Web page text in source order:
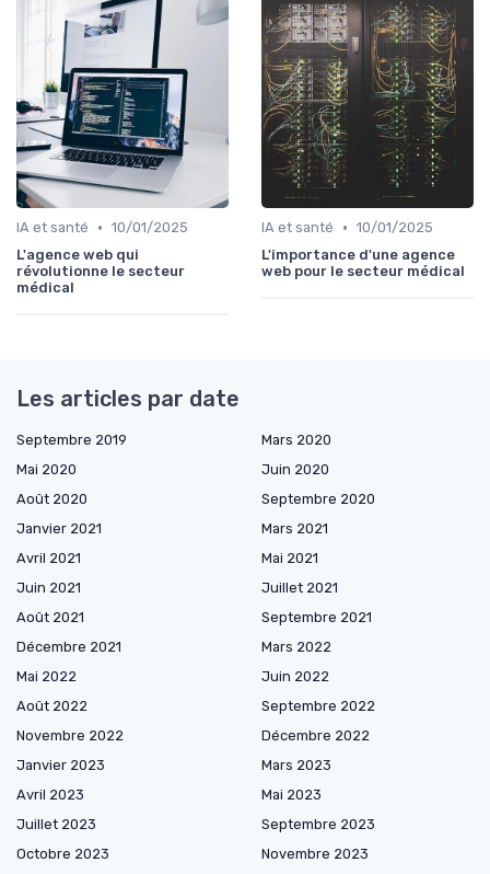
IA et santé • 10/01/2025
L'agence web qui
révolutionne le secteur
médical
IA et santé • 10/01/2025
L'importance d'une agence
web pour le secteur médical
Les articles par date
Septembre 2019
Mars 2020
Mai 2020
Juin 2020
Août 2020
Septembre 2020
Janvier 2021
Mars 2021
Avril 2021
Mai 2021
Juin 2021
Juillet 2021
Août 2021
Septembre 2021
Décembre 2021
Mars 2022
Mai 2022
Juin 2022
Août 2022
Septembre 2022
Novembre 2022
Décembre 2022
Janvier 2023
Mars 2023
Avril 2023
Mai 2023
Juillet 2023
Septembre 2023
Octobre 2023
Novembre 2023